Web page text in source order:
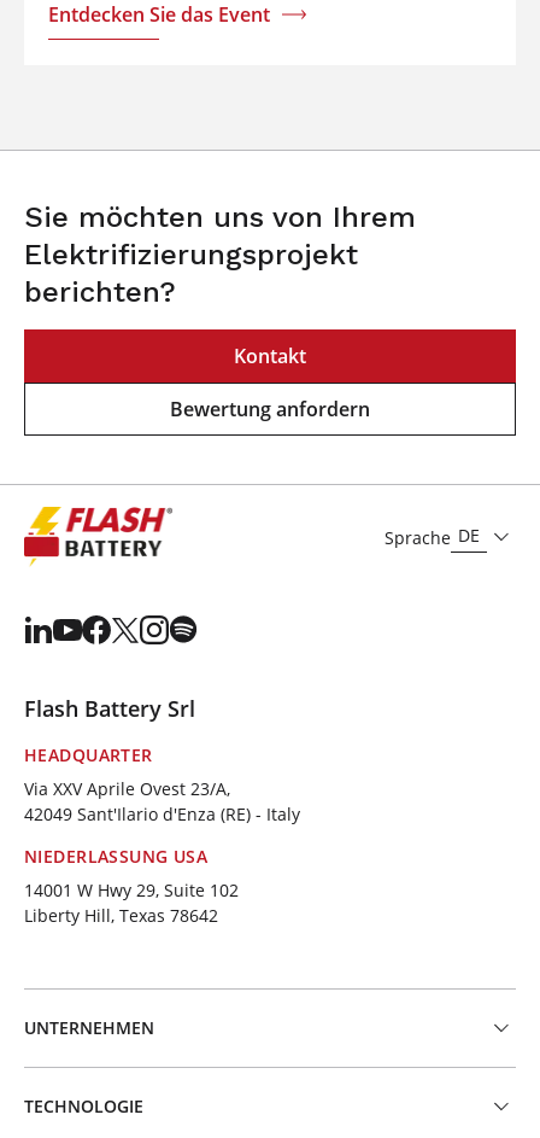
Entdecken Sie das Event
Sie möchten uns von Ihrem
Elektrifizierungsprojekt
berichten?
Kontakt
Bewertung anfordern
Sprache DE
Flash Battery Srl
HEADQUARTER
Via XXV Aprile Ovest 23/A,
42049 Sant'Ilario d'Enza (RE) - Italy
NIEDERLASSUNG USA
14001 W Hwy 29, Suite 102
Liberty Hill, Texas 78642
UNTERNEHMEN
TECHNOLOGIE